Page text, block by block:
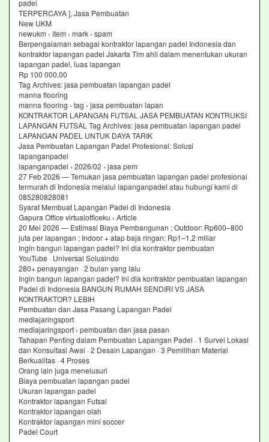
padel
TERPERCAYA ], Jasa Pembuatan
New UKM
newukm › item › mark › spam
Berpengalaman sebagai kontraktor lapangan padel Indonesia dan
kontraktor lapangan padel Jakarta Tim ahli dalam menentukan ukuran
lapangan padel, luas lapangan
Rp 100 000,00
Tag Archives: jasa pembuatan lapangan padel
manna flooring
manna flooring › tag › jasa pembuatan lapan
KONTRAKTOR LAPANGAN FUTSAL JASA PEMBUATAN KONTRUKSI
LAPANGAN FUTSAL Tag Archives: jasa pembuatan lapangan padel
LAPANGAN PADEL UNTUK DAYA TARIK
Jasa Pembuatan Lapangan Padel Profesional: Solusi
lapanganpadel
lapanganpadel › 2026/02 › jasa pem
27 Feb 2026 — Temukan jasa pembuatan lapangan padel profesional
termurah di Indonesia melalui lapanganpadel atau hubungi kami di
085280828081
Syarat Membuat Lapangan Padel di Indonesia
Gapura Office virtualofficeku › Article
20 Mei 2026 — Estimasi Biaya Pembangunan ; Outdoor: Rp600–800
juta per lapangan ; Indoor + atap baja ringan: Rp1–1,2 miliar
Ingin bangun lapangan padel? Ini dia kontraktor pembuatan
YouTube · Universal Solusindo
280+ penayangan · 2 bulan yang lalu
Ingin bangun lapangan padel? Ini dia kontraktor pembuatan lapangan
Padel di Indonesia BANGUN RUMAH SENDIRI VS JASA
KONTRAKTOR? LEBIH
Pembuatan dan Jasa Pasang Lapangan Padel
mediajaringsport
mediajaringsport › pembuatan dan jasa pasan
Tahapan Penting dalam Pembuatan Lapangan Padel · 1 Survei Lokasi
dan Konsultasi Awal · 2 Desain Lapangan · 3 Pemilihan Material
Berkualitas · 4 Proses
Orang lain juga menelusuri
Biaya pembuatan lapangan padel
Ukuran lapangan padel
Kontraktor lapangan Futsal
Kontraktor lapangan olah
Kontraktor lapangan mini soccer
Padel Court